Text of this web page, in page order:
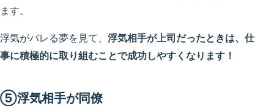
ます。
浮気がバレる夢を見て、 浮気相手が上司だったときは、仕
事に積極的に取り組むことで成功しやすくなります！
⑤浮気相手が同僚